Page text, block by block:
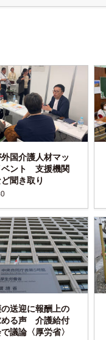
国介護人材マッ
ベント 支援機関
聞き取り
送迎に報酬上の
める声 介護給付
議論〈厚労省〉